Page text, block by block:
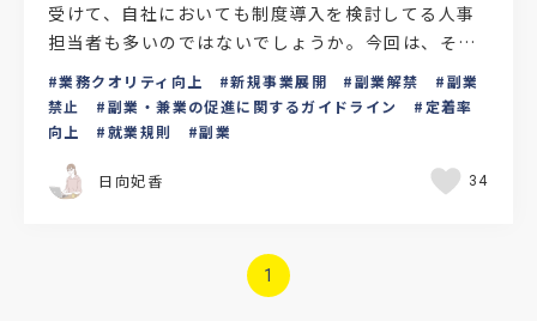
受けて、自社においても制度導入を検討してる人事
担当者も多いのではないでしょうか。今回は、そん
な副業解禁のメリット・デメリットや副業禁止を継
続する場合・解禁…
業務クオリティ向上 新規事業展開 副業解禁
副業
禁止
副業・兼業の促進に関するガイドライン
定着率
向上
就業規則 副業
日向妃香 34
1